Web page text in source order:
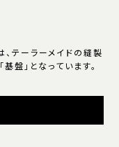
テーラーメイドの縫製
盤」となっています。